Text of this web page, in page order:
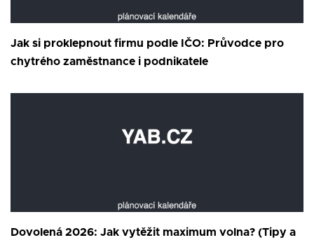
Jak si proklepnout firmu podle IČO: Průvodce pro
chytrého zaměstnance i podnikatele
Dovolená 2026: Jak vytěžit maximum volna? (Tipy a